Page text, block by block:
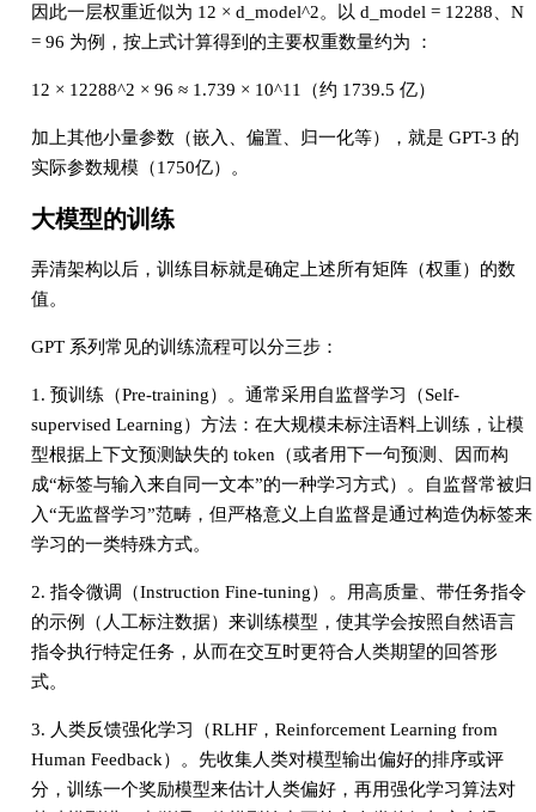
因此一层权重近似为 12 × d_model^2。以 d_model = 12288、N
= 96 为例，按上式计算得到的主要权重数量约为 ：
12 × 12288^2 × 96 ≈ 1.739 × 10^11（约 1739.5 亿）
加上其他小量参数（嵌入、偏置、归一化等），就是 GPT-3 的
实际参数规模（1750亿）。
大模型的训练
弄清架构以后，训练目标就是确定上述所有矩阵（权重）的数
值。
GPT 系列常见的训练流程可以分三步：
1. 预训练（Pre-training）。通常采用自监督学习（Self-
supervised Learning）方法：在大规模未标注语料上训练，让模
型根据上下文预测缺失的 token（或者用下一句预测、因而构
成“标签与输入来自同一文本”的一种学习方式）。自监督常被归
入“无监督学习”范畴，但严格意义上自监督是通过构造伪标签来
学习的一类特殊方式。
2. 指令微调（Instruction Fine-tuning）。用高质量、带任务指令
的示例（人工标注数据）来训练模型，使其学会按照自然语言
指令执行特定任务，从而在交互时更符合人类期望的回答形
式。
3. 人类反馈强化学习（RLHF，Reinforcement Learning from
Human Feedback）。先收集人类对模型输出偏好的排序或评
分，训练一个奖励模型来估计人类偏好，再用强化学习算法对